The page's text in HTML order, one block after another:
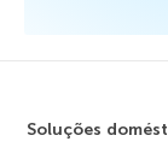
Soluções